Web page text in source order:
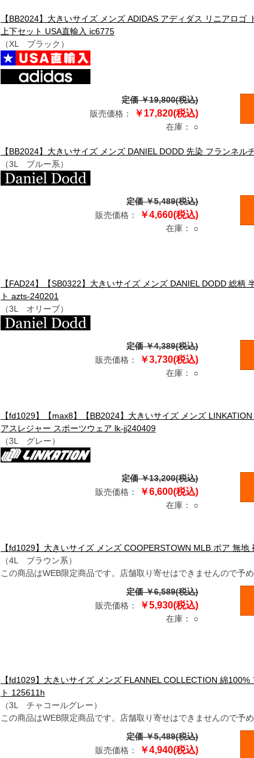
【BB2024】大きいサイズ メンズ ADIDAS アディダス リニアロゴ
上下セット USA直輸入 ic6775
（XL ブラック）
定価 ￥19,800(税込)
販売価格：
￥17,820(税込)
在庫： ○
【BB2024】大きいサイズ メンズ DANIEL DODD 先染 フランネル
（3L ブルー系）
定価 ￥5,489(税込)
販売価格：
￥4,660(税込)
在庫： ○
【FAD24】【SB0322】大きいサイズ メンズ DANIEL DODD 総柄
ト azts-240201
（3L オリーブ）
定価 ￥4,389(税込)
販売価格：
￥3,730(税込)
在庫： ○
【fd1029】【max8】【BB2024】大きいサイズ メンズ
アスレジャー スポーツウェア lk-jj240409
（3L グレー）
定価 ￥13,200(税込)
販売価格：
￥6,600(税込)
在庫： ○
【fd1029】大きいサイズ メンズ COOPERSTOWN MLB ボア 無
（4L ブラウン系）
この商品はWEB限定商品です。店舗取り寄せはできませんので予め
定価 ￥6,589(税込)
販売価格：
￥5,930(税込)
在庫： ○
【fd1029】大きいサイズ メンズ FLANNEL COLLECTION 綿
ト 125611h
（3L チャコールグレー）
この商品はWEB限定商品です。店舗取り寄せはできませんので予め
定価 ￥5,489(税込)
販売価格：
￥4,940(税込)